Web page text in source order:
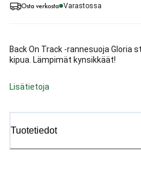
Osta verkosta Varastossa
Back On Track -rannesuoja Gloria
kipua. Lämpimät kynsikkäät!
Lisätietoja
Tuotetiedot